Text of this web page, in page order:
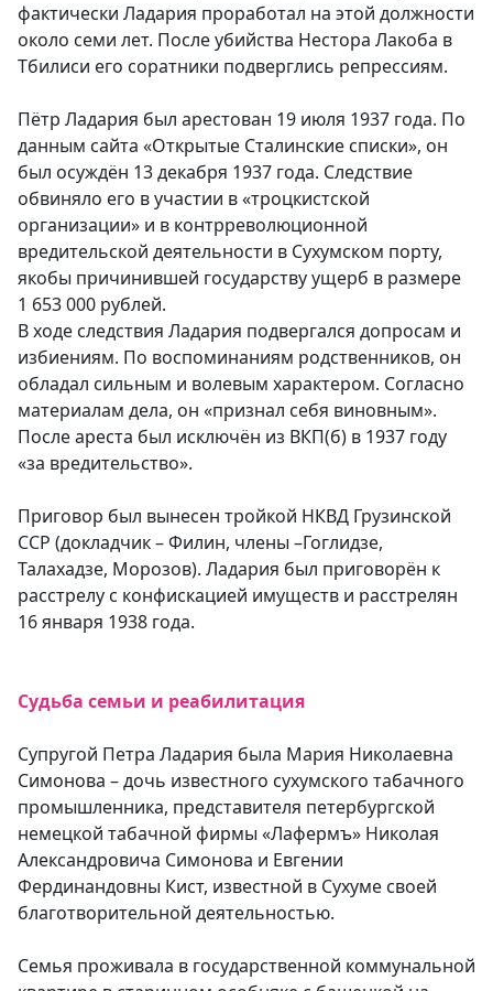
фактически Ладария проработал на этой должности
около семи лет. После убийства Нестора Лакоба в
Тбилиси его соратники подверглись репрессиям.
Пётр Ладария был арестован 19 июля 1937 года. По
данным сайта «Открытые Сталинские списки», он
был осуждён 13 декабря 1937 года. Следствие
обвиняло его в участии в «троцкистской
организации» и в контрреволюционной
вредительской деятельности в Сухумском порту,
якобы причинившей государству ущерб в размере
1 653 000 рублей.
В ходе следствия Ладария подвергался допросам и
избиениям. По воспоминаниям родственников, он
обладал сильным и волевым характером. Согласно
материалам дела, он «признал себя виновным».
После ареста был исключён из ВКП(б) в 1937 году
«за вредительство».
Приговор был вынесен тройкой НКВД Грузинской
ССР (докладчик – Филин, члены –Гоглидзе,
Талахадзе, Морозов). Ладария был приговорён к
расстрелу с конфискацией имуществ и расстрелян
16 января 1938 года.
Судьба семьи и реабилитация
Супругой Петра Ладария была Мария Николаевна
Симонова – дочь известного сухумского табачного
промышленника, представителя петербургской
немецкой табачной фирмы «Лафермъ» Николая
Александровича Симонова и Евгении
Фердинандовны Кист, известной в Сухуме своей
благотворительной деятельностью.
Семья проживала в государственной коммунальной